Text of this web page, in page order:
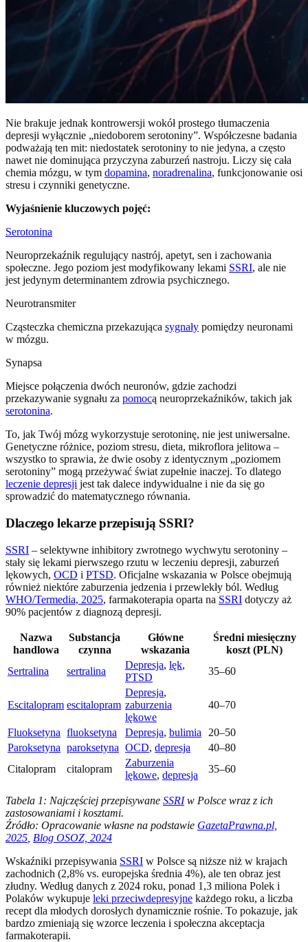
Nie brakuje jednak kontrowersji wokół prostego tłumaczenia
depresji wyłącznie „niedoborem serotoniny”. Współczesne badania
podważają ten mit: niedostatek serotoniny to nie jedyna, a często
nawet nie dominująca przyczyna zaburzeń nastroju. Liczy się cała
chemia mózgu, w tym dopamina, noradrenalina, funkcjonowanie osi
stresu i czynniki genetyczne.
Wyjaśnienie kluczowych pojęć:
Serotonina
Neuroprzekaźnik regulujący nastrój, apetyt, sen i zachowania
społeczne. Jego poziom jest modyfikowany lekami SSRI, ale nie
jest jedynym determinantem zdrowia psychicznego.
Neurotransmiter
Cząsteczka chemiczna przekazująca sygnały pomiędzy neuronami
w mózgu.
Synapsa
Miejsce połączenia dwóch neuronów, gdzie zachodzi
przekazywanie sygnału za pomocą neuroprzekaźników, takich jak
serotonina.
To, jak Twój mózg wykorzystuje serotoninę, nie jest uniwersalne.
Genetyczne różnice, poziom stresu, dieta, mikroflora jelitowa –
wszystko to sprawia, że dwie osoby z identycznym „poziomem
serotoniny” mogą przeżywać świat zupełnie inaczej. To dlatego
leczenie depresji jest tak dalece indywidualne i nie da się go
sprowadzić do matematycznego równania.
Dlaczego lekarze przepisują SSRI?
SSRI – selektywne inhibitory zwrotnego wychwytu serotoniny –
stały się lekami pierwszego rzutu w leczeniu depresji, zaburzeń
lękowych, OCD i PTSD. Oficjalne wskazania w Polsce obejmują
również niektóre zaburzenia jedzenia i przewlekły ból. Według
WHO/Termedia, 2025, farmakoterapia oparta na SSRI dotyczy aż
90% pacjentów z diagnozą depresji.
Nazwa
handlowa
Substancja
czynna
Główne
wskazania
Średni miesięczny
koszt (PLN)
Sertralina
sertralina
Depresja, lęk,
PTSD
35–60
Escitalopram escitalopram
Depresja,
zaburzenia
lękowe
40–70
Fluoksetyna fluoksetyna Depresja, bulimia
20–50
Paroksetyna paroksetyna OCD, depresja
40–80
Citalopram
citalopram
Zaburzenia
lękowe, depresja
35–60
Tabela 1: Najczęściej przepisywane SSRIw Polsce wraz z ich
zastosowaniami i kosztami.
Źródło: Opracowanie własne na podstawie GazetaPrawna.pl,
2025 Blog OSOZ, 2024
Wskaźniki przepisywania SSRI w Polsce są niższe niż w krajach
zachodnich (2,8% vs. europejska średnia 4%), ale ten obraz jest
złudny. Według danych z 2024 roku, ponad 1,3 miliona Polek i
Polaków wykupuje leki przeciwdepresyjne każdego roku, a liczba
recept dla młodych dorosłych dynamicznie rośnie. To pokazuje, jak
bardzo zmieniają się wzorce leczenia i społeczna akceptacja
farmakoterapii.